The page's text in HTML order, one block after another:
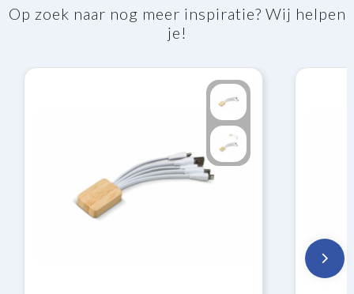
Op zoek naar nog meer inspiratie? Wij helpen
je!